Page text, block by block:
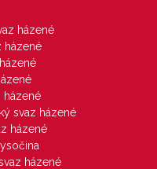
házené
házené
házené
svaz házené
házené
házené